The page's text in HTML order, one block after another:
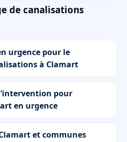
de canalisations
urgence pour le
à Clamart
pour
en urgence
et communes